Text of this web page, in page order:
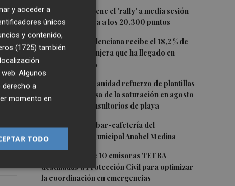
1El Ibex 35 mantiene el 'rally' a media sesión
(+1,17%) y ya mira a los 20.300 puntos
2 La Comunitat Valenciana recibe el 18,2 % de
población extranjera que ha llegado en
últimos 12 meses
3
CSIF solicita a Sanidad refuerzo de plantillas
en la Safor y avisa de la saturación en agosto
de centros y consultorios de playa
4Torrent licita el bar-cafetería del
Polideportivo Municipal Anabel Medina
Bétera adquiere 10 emisoras TETRA
destinadas a Protección Civil para optimizar
la coordinación en emergencias
y acceder a
únicos
y contenido,
(1725) también
Algunos
derecho a
momento en
TODO